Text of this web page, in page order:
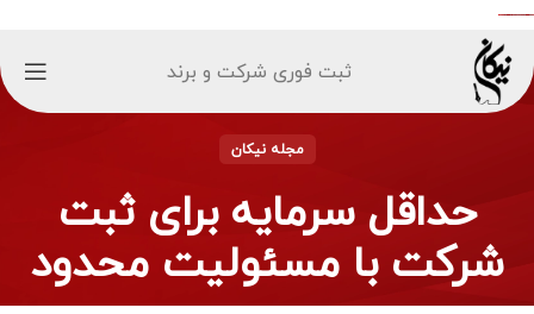
ثبت فوری شرکت و برند
مجله نیکان
حداقل سرمایه برای ثبت
شرکت با مسئولیت محدود